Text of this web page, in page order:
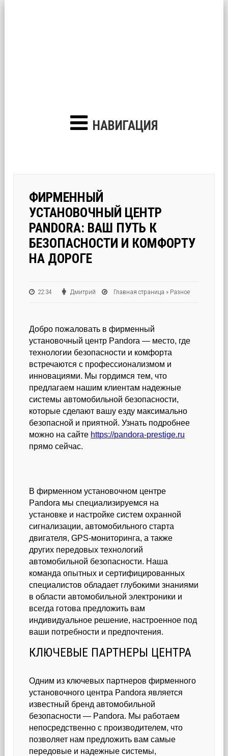
НАВИГАЦИЯ
ФИРМЕННЫЙ
УСТАНОВОЧНЫЙ ЦЕНТР
PANDORA: ВАШ ПУТЬ К
БЕЗОПАСНОСТИ И КОМФОРТУ
НА ДОРОГЕ
22:34 Дмитрий Главная страница » Разное
Добро пожаловать в фирменный
установочный центр Pandora — место, где
технологии безопасности и комфорта
встречаются с профессионализмом и
инновациями. Мы гордимся тем, что
предлагаем нашим клиентам надежные
системы автомобильной безопасности,
которые сделают вашу езду максимально
безопасной и приятной. Узнать подробнее
можно на сайте https://pandora-prestige.ru
прямо сейчас.
В фирменном установочном центре
Pandora мы специализируемся на
установке и настройке систем охранной
сигнализации, автомобильного старта
двигателя, GPS-мониторинга, а также
других передовых технологий
автомобильной безопасности. Наша
команда опытных и сертифицированных
специалистов обладает глубокими знаниями
в области автомобильной электроники и
всегда готова предложить вам
индивидуальное решение, настроенное под
ваши потребности и предпочтения.
КЛЮЧЕВЫЕ ПАРТНЕРЫ ЦЕНТРА
Одним из ключевых партнеров фирменного
установочного центра Pandora является
известный бренд автомобильной
безопасности — Pandora. Мы работаем
непосредственно с производителем, что
позволяет нам предложить вам самые
передовые и надежные системы,